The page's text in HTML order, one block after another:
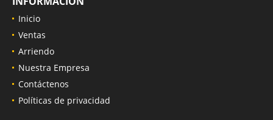
INFORMACIÓN
Inicio
Ventas
Arriendo
Nuestra Empresa
Contáctenos